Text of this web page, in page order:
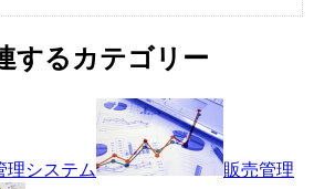
するカテゴリー
理システム 販売管理